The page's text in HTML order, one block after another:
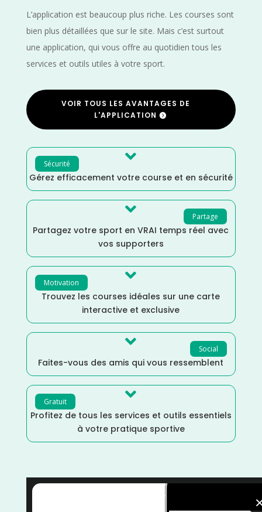
L’application est beaucoup plus riche. Les courses sont
bien plus détaillées que sur le site. Mais c’est surtout
une application, qui vous offre au quotidien tous les
services et outils utiles à votre sport.
VOIR TOUS LES AVANTAGES DE
L'APPLICATION
Sécurité 
Gérez efficacement votre course et en sécurité
Partage

Partagez votre sport en VRAI temps réel avec
vos supporters
Motivation 
Trouvez les courses idéales sur une carte
interactive et exclusive
Social

Faites-vous des amis qui vous ressemblent
Gratuit 
Profitez de tous les services et outils essentiels
à votre pratique sportive